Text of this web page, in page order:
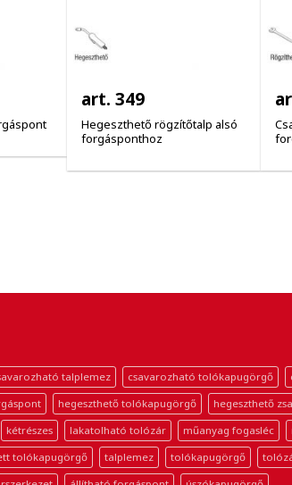
art. 349
Hegeszthető rögzítőtalp alsó
forgásponthoz
talplemez csavarozható tolókapugörgő
hegeszthető tolókapugörgő hegeszthető
kétrészes lakatolható tolózár műanyag fogasléc
tolókapugörgő talplemez tolókapugörgő